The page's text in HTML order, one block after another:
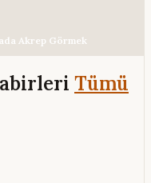
Akrep Görmek
Tümü